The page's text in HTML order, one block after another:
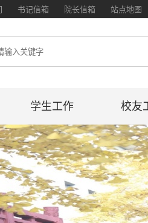
站点地图
院长信箱
书记信箱
学生工作 校友